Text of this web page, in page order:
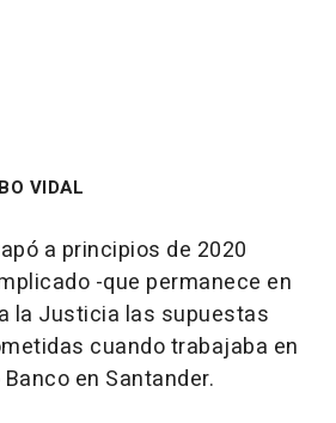
VIDAL
a principios de 2020
-que permanece en
la Justicia las supuestas
cuando trabajaba en
en Santander.